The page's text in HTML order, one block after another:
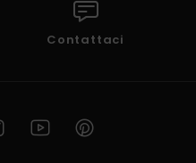
Contattaci